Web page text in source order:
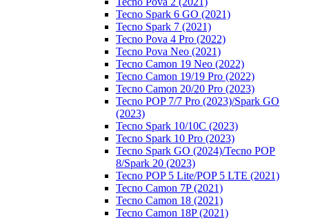
Tecno Spark 6 GO (2021)
Tecno Spark 7 (2021)
Tecno Pova 4 Pro (2022)
Tecno Pova Neo (2021)
Tecno Camon 19 Neo (2022)
Tecno Camon 19/19 Pro (2022)
Tecno Camon 20/20 Pro (2023)
Tecno POP 7/7 Pro (2023)/Spark GO
(2023)
Tecno Spark 10/10C (2023)
Tecno Spark 10 Pro (2023)
Tecno Spark GO (2024)/Tecno POP
8/Spark 20 (2023)
Tecno POP 5 Lite/POP 5 LTE (2021)
Tecno Camon 7P (2021)
Tecno Camon 18 (2021)
Tecno Camon 18P (2021)